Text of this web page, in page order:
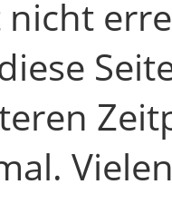
nicht